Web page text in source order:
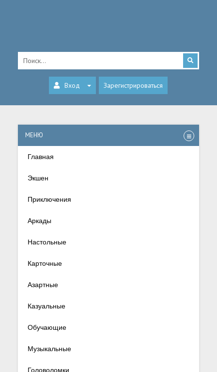
Вход Зарегистрироваться
МЕНЮ
Главная
Экшен
Приключения
Аркады
Настольные
Карточные
Азартные
Казуальные
Обучающие
Музыкальные
Головоломки